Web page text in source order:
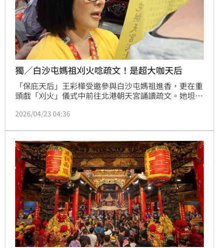
獨／白沙屯媽祖刈火唸疏文！是超大咖天后
「保庇天后」王彩樺受邀參與白沙屯媽祖進香，更在重
頭戲「刈火」儀式中前往北港朝天宮誦讀疏文。她坦言
無法離席，甚至做好「包尿布上陣」的準備，直呼「比
2026/04/23 04:36